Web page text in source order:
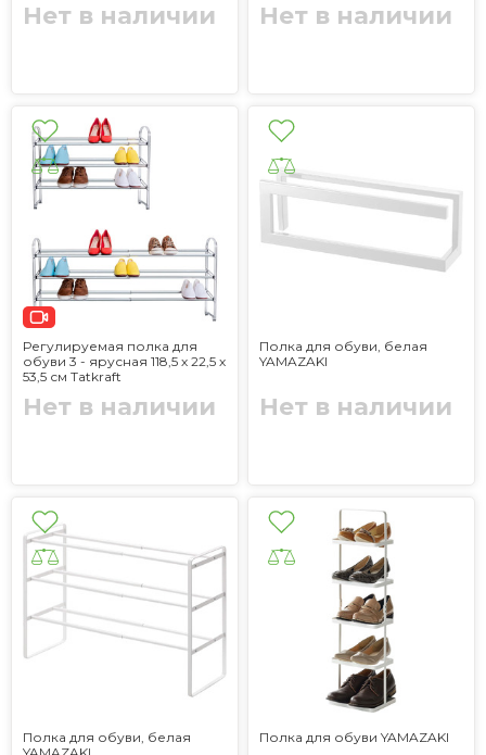
Нет в наличии Нет в наличии
Регулируемая полка для
обуви 3 - ярусная 118,5 х 22,5 х
53,5 см Tatkraft
Нет в наличии
Полка для обуви, белая
YAMAZAKI
Нет в наличии
Полка для обуви, белая
Полка для обуви YAMAZAKI